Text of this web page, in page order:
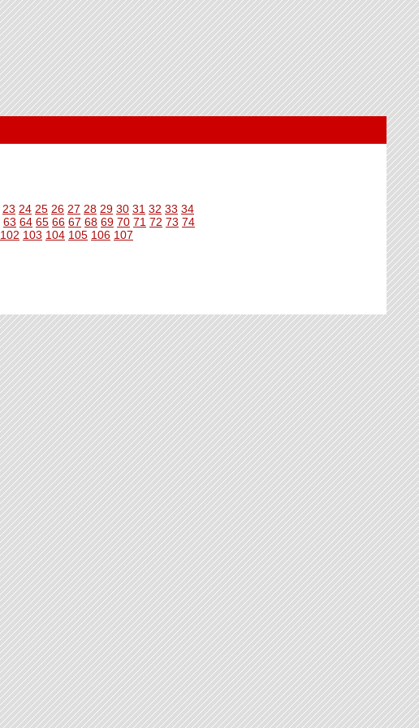
23 24 25 26 27 28 29 30 31 32 33 34
63 64 65 66 67 68 69 70 71 72 73 74
102 103 104 105 106 107